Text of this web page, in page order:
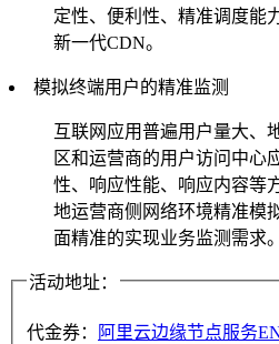
定性、便利性、精准调度能
新一代CDN。
模拟终端用户的精准监测
互联网应用普遍用户量大、
区和运营商的用户访问中心
性、响应性能、响应内容等
地运营商侧网络环境精准模
面精准的实现业务监测需求。
活动地址：
代金券： 阿里云边缘节点服务